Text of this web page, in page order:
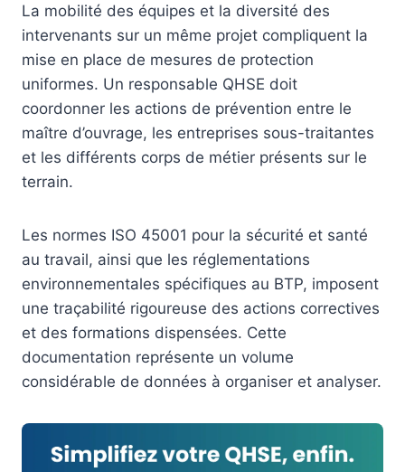
La mobilité des équipes et la diversité des
intervenants sur un même projet compliquent la
mise en place de mesures de protection
uniformes. Un responsable QHSE doit
coordonner les actions de prévention entre le
maître d’ouvrage, les entreprises sous-traitantes
et les différents corps de métier présents sur le
terrain.
Les normes ISO 45001 pour la sécurité et santé
au travail, ainsi que les réglementations
environnementales spécifiques au BTP, imposent
une traçabilité rigoureuse des actions correctives
et des formations dispensées. Cette
documentation représente un volume
considérable de données à organiser et analyser.